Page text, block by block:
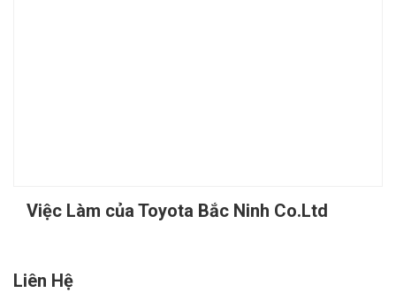
Việc Làm của Toyota Bắc Ninh Co.Ltd
Liên Hệ